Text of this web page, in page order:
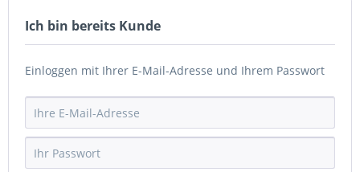
Ich bin bereits Kunde
Einloggen mit Ihrer E-Mail-Adresse und Ihrem Passwort